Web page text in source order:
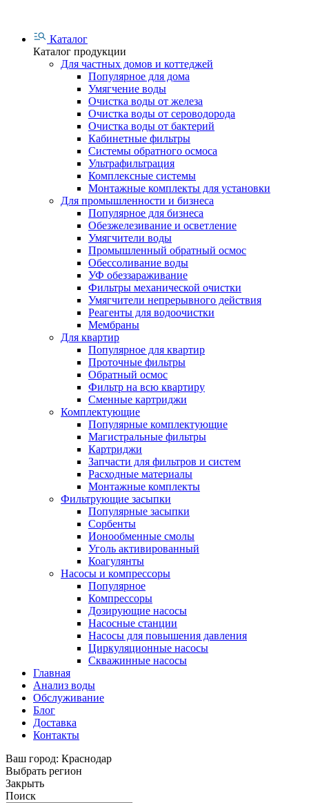
Каталог
Каталог продукции
Для частных домов и коттеджей
Популярное для дома
Умягчение воды
Очистка воды от железа
Очистка воды от сероводорода
Очистка воды от бактерий
Кабинетные фильтры
Системы обратного осмоса
Ультрафильтрация
Комплексные системы
Монтажные комплекты для установки
Для промышленности и бизнеса
Популярное для бизнеса
Обезжелезивание и осветление
Умягчители воды
Промышленный обратный осмос
Обессоливание воды
УФ обеззараживание
Фильтры механической очистки
Умягчители непрерывного действия
Реагенты для водоочистки
Мембраны
Для квартир
Популярное для квартир
Проточные фильтры
Обратный осмос
Фильтр на всю квартиру
Сменные картриджи
Комплектующие
Популярные комплектующие
Магистральные фильтры
Картриджи
Запчасти для фильтров и систем
Расходные материалы
Монтажные комплекты
Фильтрующие засыпки
Популярные засыпки
Сорбенты
Ионообменные смолы
Уголь активированный
Коагулянты
Насосы и компрессоры
Популярное
Компрессоры
Дозирующие насосы
Насосные станции
Насосы для повышения давления
Циркуляционные насосы
Скважинные насосы
Главная
Анализ воды
Обслуживание
Блог
Доставка
Контакты
Ваш город: Краснодар
Выбрать регион
Закрыть
Поиск